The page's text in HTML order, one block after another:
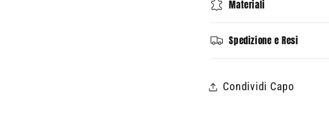
Materiali
Spedizione e Resi
Condividi Capo